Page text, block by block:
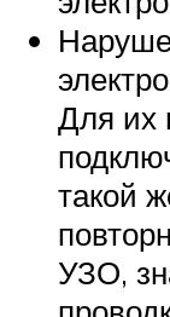
Для их
такой
УЗО,